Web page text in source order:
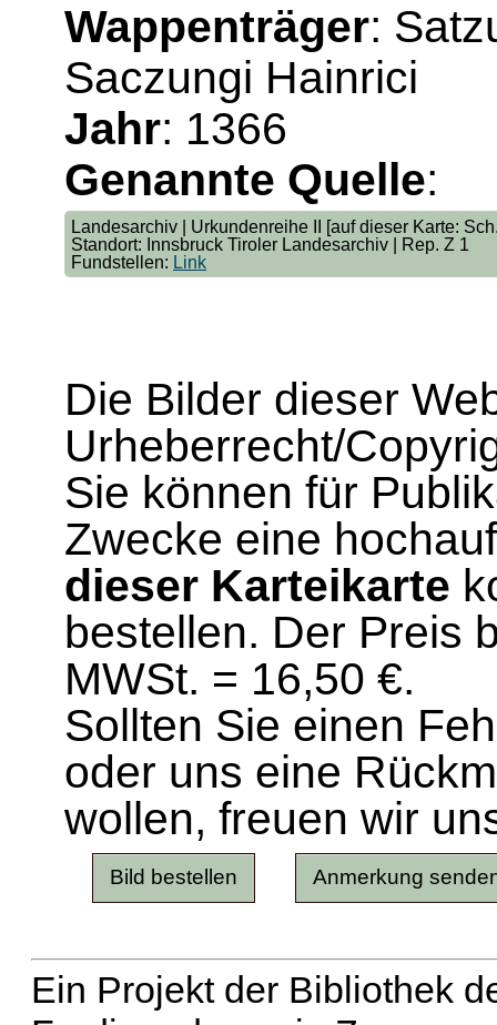
Wappenträger:
Saczungi Hainrici
Jahr: 1366
Genannte Quelle:
Landesarchiv | Urkundenreihe II [auf dieser Karte:
Standort: Innsbruck Tiroler Landesarchiv | Rep. Z 1
Fundstellen: Link
Die Bilder dieser
Urheberrecht/
Sie können für
Zwecke eine
dieser Karteikarte
bestellen. Der Preis
MWSt. = 16,50 €.
Sollten Sie einen
oder uns eine
wollen, freuen wir
Ein Projekt der Bibliothek